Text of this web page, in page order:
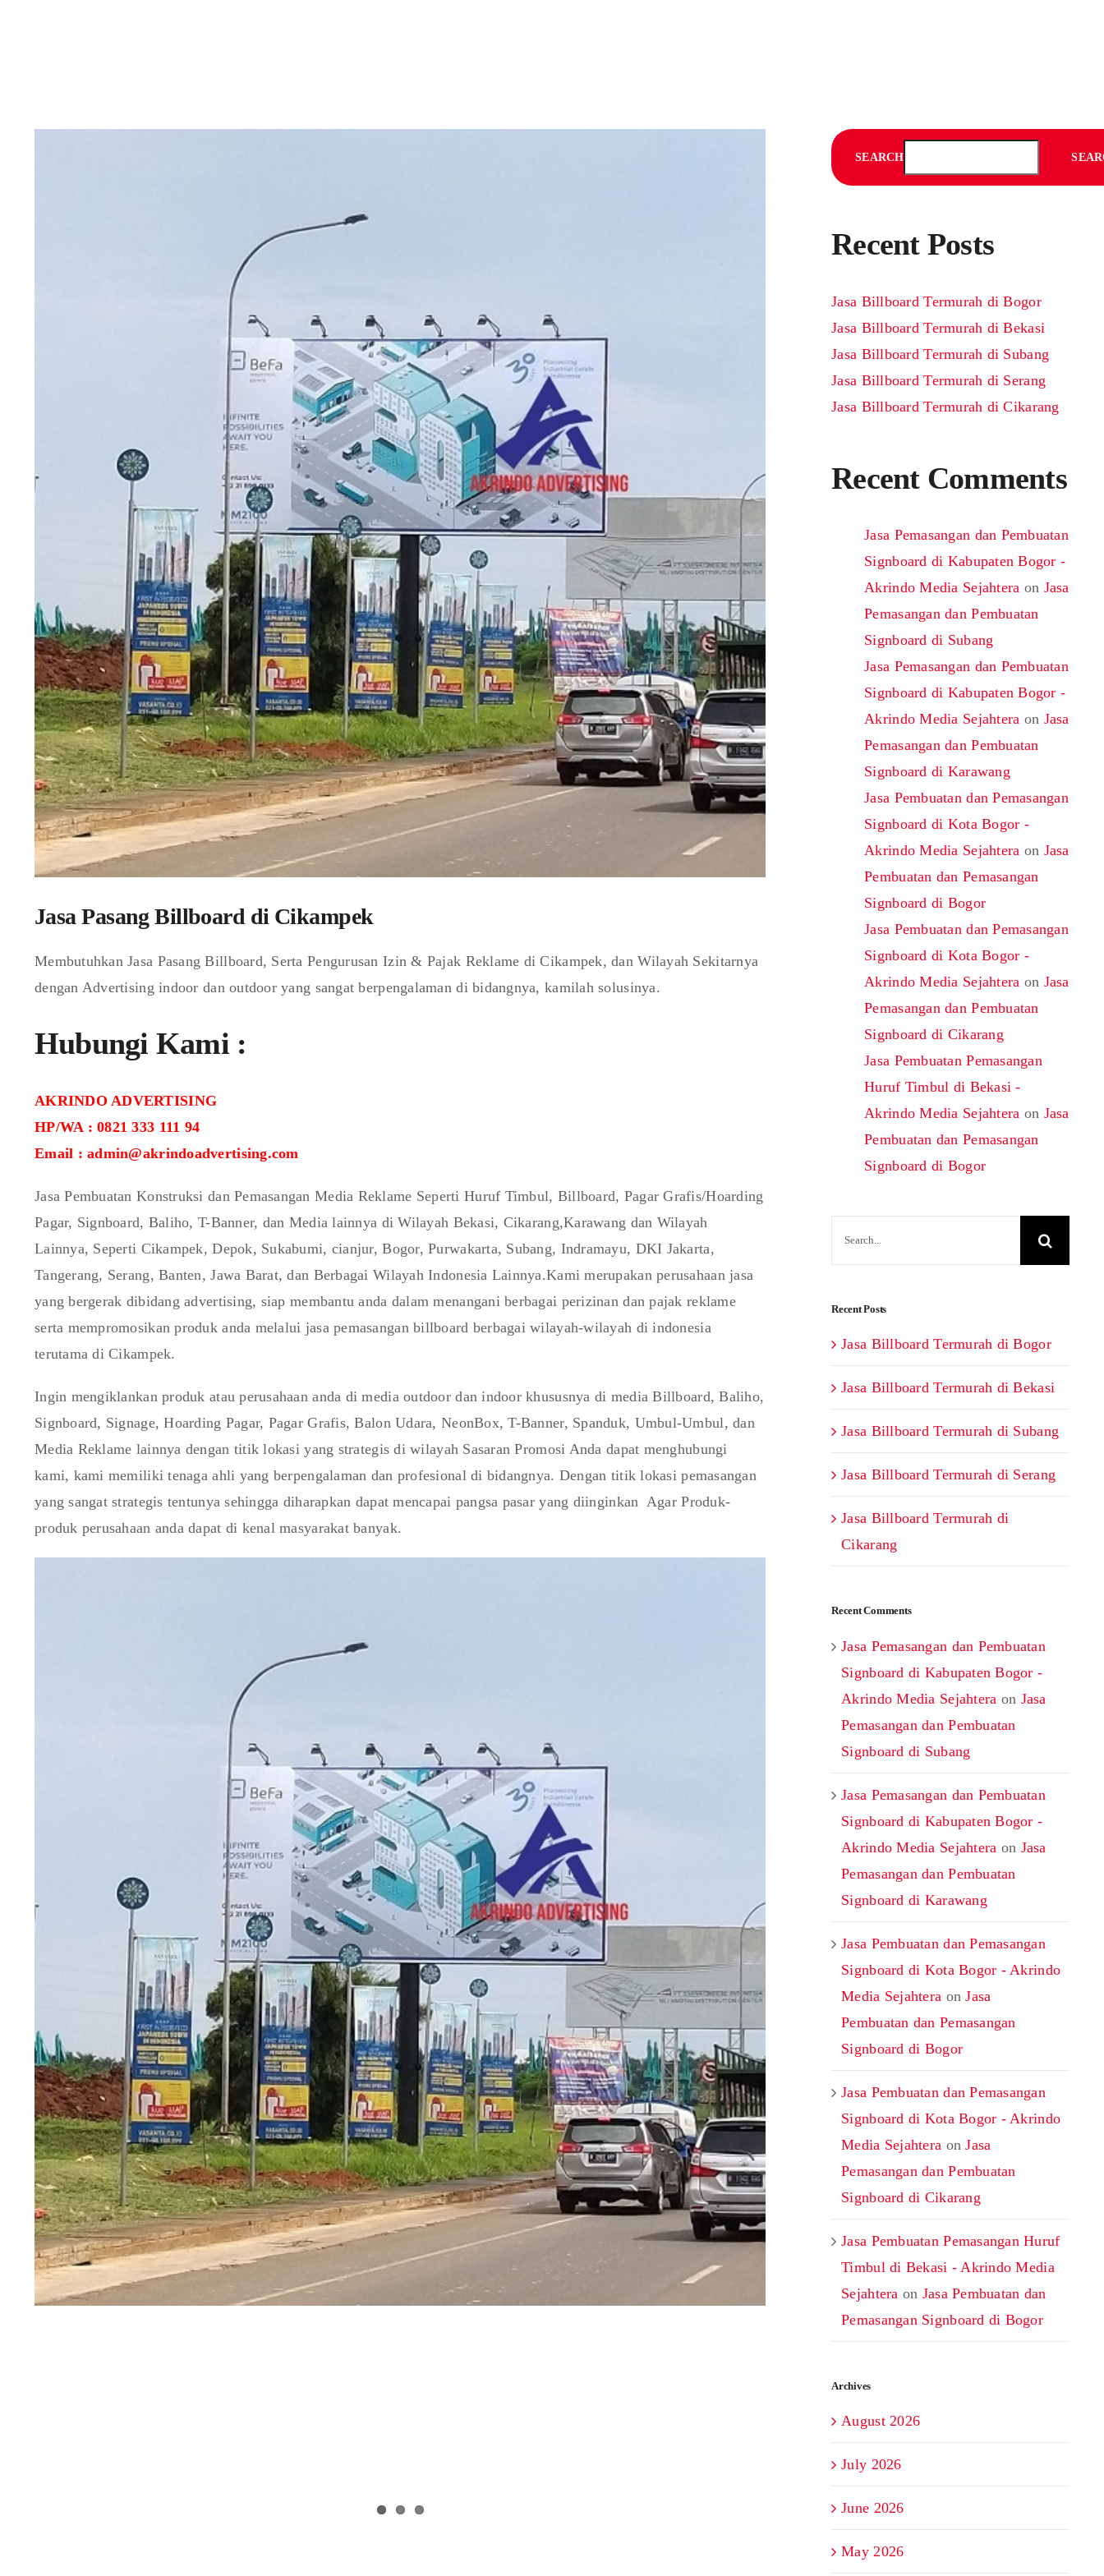
Jasa Pasang Billboard di Cikampek
Membutuhkan Jasa Pasang Billboard, Serta Pengurusan Izin & Pajak Reklame di Cikampek, dan Wilayah Sekitarnya
dengan Advertising indoor dan outdoor yang sangat berpengalaman di bidangnya, kamilah solusinya.
Hubungi Kami :
AKRINDO ADVERTISING
HP/WA : 0821 333 111 94
Email : admin@akrindoadvertising.com
Jasa Pembuatan Konstruksi dan Pemasangan Media Reklame Seperti Huruf Timbul, Billboard, Pagar Grafis/Hoarding
Pagar, Signboard, Baliho, T-Banner, dan Media lainnya di Wilayah Bekasi, Cikarang,Karawang dan Wilayah
Lainnya, Seperti Cikampek, Depok, Sukabumi, cianjur, Bogor, Purwakarta, Subang, Indramayu, DKI Jakarta,
Tangerang, Serang, Banten, Jawa Barat, dan Berbagai Wilayah Indonesia Lainnya.Kami merupakan perusahaan jasa
yang bergerak dibidang advertising, siap membantu anda dalam menangani berbagai perizinan dan pajak reklame
serta mempromosikan produk anda melalui jasa pemasangan billboard berbagai wilayah-wilayah di indonesia
terutama di Cikampek.
Ingin mengiklankan produk atau perusahaan anda di media outdoor dan indoor khususnya di media Billboard, Baliho,
Signboard, Signage, Hoarding Pagar, Pagar Grafis, Balon Udara, NeonBox, T-Banner, Spanduk, Umbul-Umbul, dan
Media Reklame lainnya dengan titik lokasi yang strategis di wilayah Sasaran Promosi Anda dapat menghubungi
kami, kami memiliki tenaga ahli yang berpengalaman dan profesional di bidangnya. Dengan titik lokasi pemasangan
yang sangat strategis tentunya sehingga diharapkan dapat mencapai pangsa pasar yang diinginkan Agar Produk-
produk perusahaan anda dapat di kenal masyarakat banyak.
SEARCH
Recent Posts
Jasa Billboard Termurah di Bogor
Jasa Billboard Termurah di Bekasi
Jasa Billboard Termurah di Subang
Jasa Billboard Termurah di Serang
Jasa Billboard Termurah di Cikarang
Recent Comments
Jasa Pemasangan dan Pembuatan
Signboard di Kabupaten Bogor -
Akrindo Media Sejahtera on Jasa
Pemasangan dan Pembuatan
Signboard di Subang
Jasa Pemasangan dan Pembuatan
Signboard di Kabupaten Bogor -
Akrindo Media Sejahtera on Jasa
Pemasangan dan Pembuatan
Signboard di Karawang
Jasa Pembuatan dan Pemasangan
Signboard di Kota Bogor -
Akrindo Media Sejahtera on Jasa
Pembuatan dan Pemasangan
Signboard di Bogor
Jasa Pembuatan dan Pemasangan
Signboard di Kota Bogor -
Akrindo Media Sejahtera on Jasa
Pemasangan dan Pembuatan
Signboard di Cikarang
Jasa Pembuatan Pemasangan
Huruf Timbul di Bekasi -
Akrindo Media Sejahtera on Jasa
Pembuatan dan Pemasangan
Signboard di Bogor
Recent Posts
Jasa Billboard Termurah di Bogor
Jasa Billboard Termurah di Bekasi
Jasa Billboard Termurah di Subang
Jasa Billboard Termurah di Serang
Jasa Billboard Termurah di
Cikarang
Recent Comments
Jasa Pemasangan dan Pembuatan
Signboard di Kabupaten Bogor -
Akrindo Media Sejahtera on Jasa
Pemasangan dan Pembuatan
Signboard di Subang
Jasa Pemasangan dan Pembuatan
Signboard di Kabupaten Bogor -
Akrindo Media Sejahtera on Jasa
Pemasangan dan Pembuatan
Signboard di Karawang
Jasa Pembuatan dan Pemasangan
Signboard di Kota Bogor - Akrindo
Media Sejahtera onJasa
Pembuatan dan Pemasangan
Signboard di Bogor
Jasa Pembuatan dan Pemasangan
Signboard di Kota Bogor - Akrindo
Media Sejahtera onJasa
Pemasangan dan Pembuatan
Signboard di Cikarang
Jasa Pembuatan Pemasangan Huruf
Timbul di Bekasi - Akrindo Media
Sejahtera on Jasa Pembuatan dan
Pemasangan Signboard di Bogor
Archives
August 2026
July 2026
June 2026
May 2026